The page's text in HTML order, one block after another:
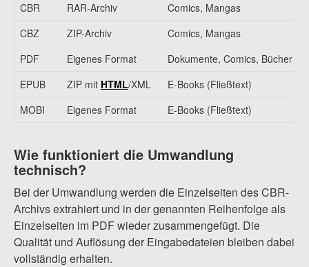
CBR
RAR-Archiv
Comics, Mangas
CBZ
ZIP-Archiv
Comics, Mangas
PDF
Eigenes Format
Dokumente, Comics, Bücher
EPUB
ZIP mit HTML/XML
E-Books (Fließtext)
MOBI
Eigenes Format E-Books (Fließtext)
Wie funktioniert die Umwandlung
technisch?
Bei der Umwandlung werden die Einzelseiten des CBR-
Archivs extrahiert und in der genannten Reihenfolge als
Einzelseiten im PDF wieder zusammengefügt. Die
Qualität und Auflösung der Eingabedateien bleiben dabei
vollständig erhalten.